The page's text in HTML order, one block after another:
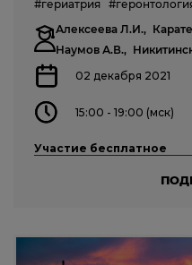
#гериатрия
Алексеева Л.И.,
Наумов А.В.,
02 декабря 2021
15:00 - 19:00 (мск)
Участие бесплатное